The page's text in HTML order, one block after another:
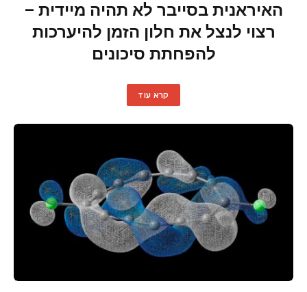
האיראנית בסייבר לא תהיה מיידית –
רצוי לנצל את חלון הזמן להיערכות
להפחתת סיכונים
קרא עוד